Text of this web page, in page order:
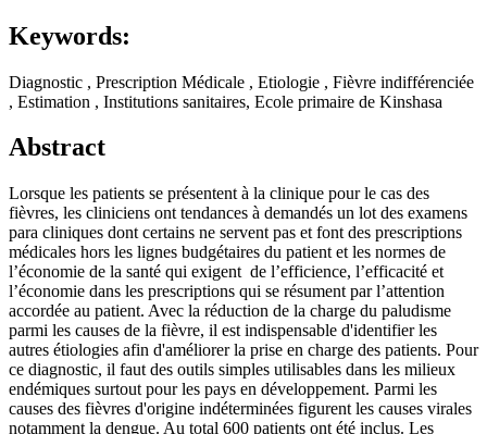
Keywords:
Diagnostic , Prescription Médicale , Etiologie , Fièvre indifférenciée
, Estimation , Institutions sanitaires, Ecole primaire de Kinshasa
Abstract
Lorsque les patients se présentent à la clinique pour le cas des
fièvres, les cliniciens ont tendances à demandés un lot des examens
para cliniques dont certains ne servent pas et font des prescriptions
médicales hors les lignes budgétaires du patient et les normes de
l’économie de la santé qui exigent de l’efficience, l’efficacité et
l’économie dans les prescriptions qui se résument par l’attention
accordée au patient. Avec la réduction de la charge du paludisme
parmi les causes de la fièvre, il est indispensable d'identifier les
autres étiologies afin d'améliorer la prise en charge des patients. Pour
ce diagnostic, il faut des outils simples utilisables dans les milieux
endémiques surtout pour les pays en développement. Parmi les
causes des fièvres d'origine indéterminées figurent les causes virales
notamment la dengue. Au total 600 patients ont été inclus. Les